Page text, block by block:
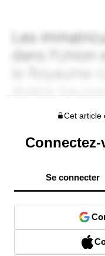
Cet article
Se connecter